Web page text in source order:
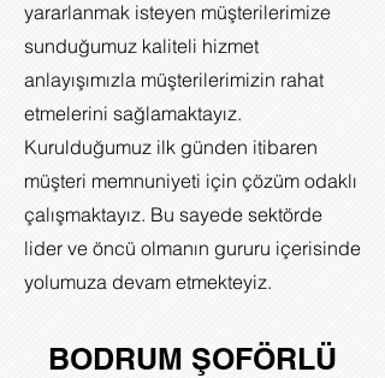
yararlanmak isteyen müşterilerimize
sunduğumuz kaliteli hizmet
anlayışımızla müşterilerimizin rahat
etmelerini sağlamaktayız.
Kurulduğumuz ilk günden itibaren
müşteri memnuniyeti için çözüm odaklı
çalışmaktayız. Bu sayede sektörde
lider ve öncü olmanın gururu içerisinde
yolumuza devam etmekteyiz.
BODRUM ŞOFÖRLÜ